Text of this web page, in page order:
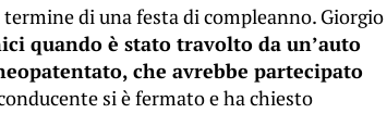
di una festa di compleanno. Giorgio
quando è stato travolto da un’auto
che avrebbe partecipato
si è fermato e ha chiesto